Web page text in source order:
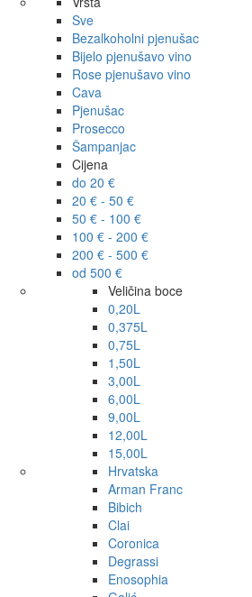
Sve
Bezalkoholni pjenušac
Bijelo pjenušavo vino
Rose pjenušavo vino
Cava
Pjenušac
Prosecco
Šampanjac
Cijena
do 20 €
20 € - 50 €
50 € - 100 €
100 € - 200 €
200 € - 500 €
od 500 €
Veličina boce
0,20L
0,375L
0,75L
1,50L
3,00L
6,00L
9,00L
12,00L
15,00L
Hrvatska
Arman Franc
Bibich
Clai
Coronica
Degrassi
Enosophia